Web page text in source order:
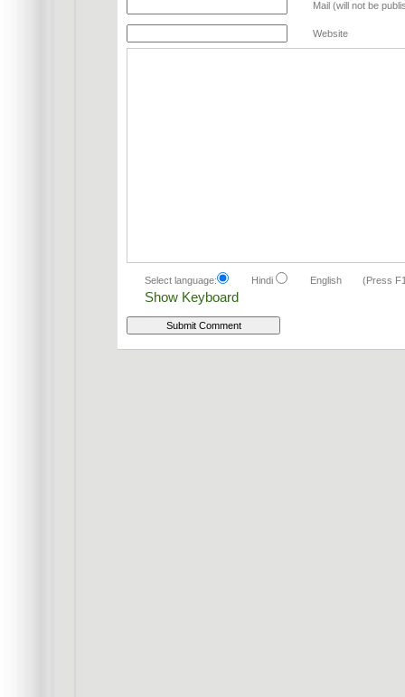
Mail (will not be
Website
Select language: Hindi English (Press
Show Keyboard